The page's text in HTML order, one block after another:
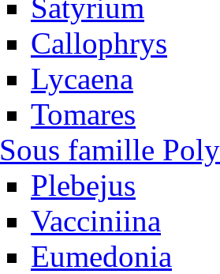
Satyrium
Callophrys
Lycaena
Tomares
Sous famille
Plebejus
Vacciniina
Eumedonia